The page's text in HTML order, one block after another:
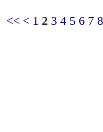
<< < 1 2 3 4 5 6 7 8